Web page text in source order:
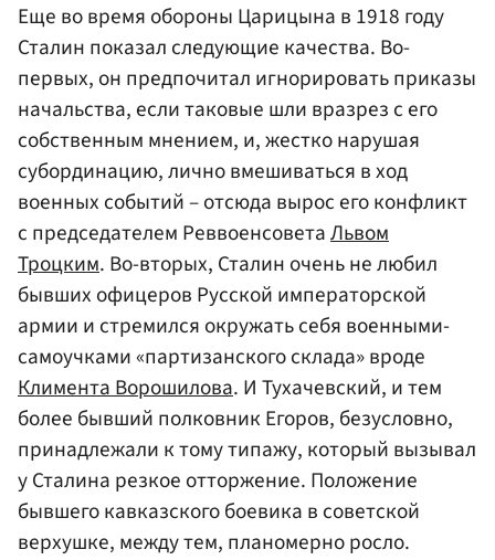
Еще во время обороны Царицына в 1918 году
Сталин показал следующие качества. Во-
первых, он предпочитал игнорировать приказы
начальства, если таковые шли вразрез с его
собственным мнением, и, жестко нарушая
субординацию, лично вмешиваться в ход
военных событий – отсюда вырос его конфликт
с председателем РеввоенсоветаЛьвом
Троцким. Во-вторых, Сталин очень не любил
бывших офицеров Русской императорской
армии и стремился окружать себя военными-
самоучками «партизанского склада» вроде
Климента Ворошилова. И Тухачевский, и тем
более бывший полковник Егоров, безусловно,
принадлежали к тому типажу, который вызывал
у Сталина резкое отторжение. Положение
бывшего кавказского боевика в советской
верхушке, между тем, планомерно росло.